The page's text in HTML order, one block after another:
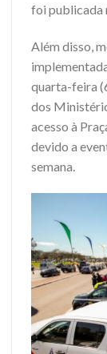
foi publicada
Além disso,
quarta-feira
dos
acesso à
devido a
semana.